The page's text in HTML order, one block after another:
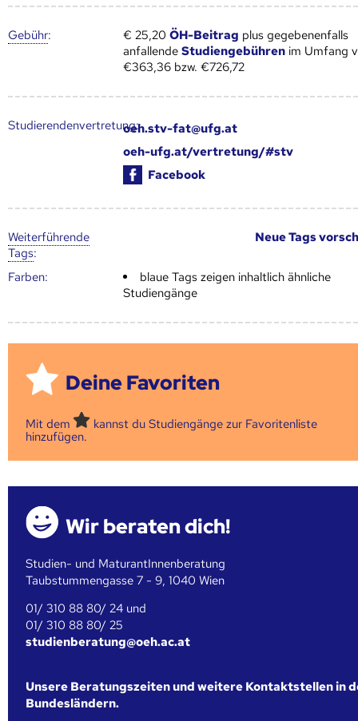
Gebühr: € 25,20ÖH-Beitrag plus gegebenenfalls
anfallendeStudiengebühren im Umfang
€363,36 bzw. €726,72
Studierendenvertretung:oeh.stv-fat@ufg.at
oeh-ufg.at/vertretung/#stv
Facebook
Weiter­führende
Tags:
Neue Tags
Farben:
blaue Tags zeigen inhaltlich ähnliche
Studiengänge
Deine Favoriten
Mit dem
kannst du Studiengänge zur Favoritenliste
hinzufügen.
Wir beraten dich!
Studien- und MaturantInnenberatung
Taubstummengasse 7 - 9, 1040 Wien
01/ 310 88 80/ 24 und
01/ 310 88 80/ 25
studienberatung@oeh.ac.at
Unsere Beratungszeiten und weitere Kontaktstellen in
Bundesländern.